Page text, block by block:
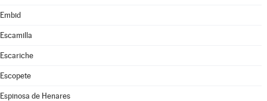
Embid
Escamilla
Escariche
Escopete
Espinosa de Henares